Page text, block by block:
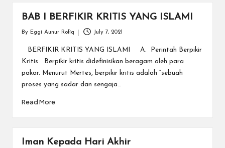
BAB I BERFIKIR KRITIS YANG ISLAMI
By Eggi Aunur Rofiq July 7, 2021
BERFIKIR KRITIS YANG ISLAMI A. Perintah Berpikir
Kritis Berpikir kritis didefinisikan beragam oleh para
pakar. Menurut Mertes, berpikir kritis adalah “sebuah
proses yang sadar dan sengaja…
Read More
Iman Kepada Hari Akhir